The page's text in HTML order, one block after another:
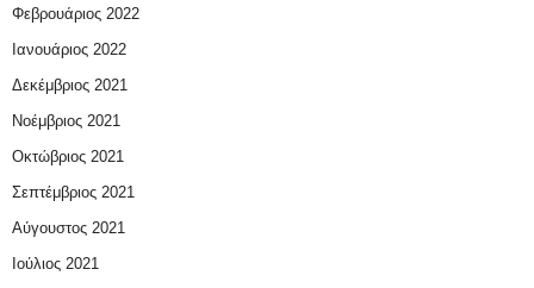
Φεβρουάριος 2022
Ιανουάριος 2022
Δεκέμβριος 2021
Νοέμβριος 2021
Οκτώβριος 2021
Σεπτέμβριος 2021
Αύγουστος 2021
Ιούλιος 2021